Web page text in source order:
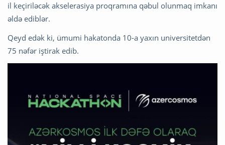
il keçiriləcək akselerasiya proqramına qəbul olunmaq imkanı
əldə ediblər.
Qeyd edək ki, ümumi hakatonda 10-a yaxın universitetdən
75 nəfər iştirak edib.